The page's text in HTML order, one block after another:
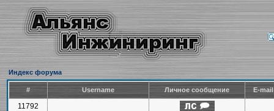
Индекс форума
# Username Личное сообщение E-
11792